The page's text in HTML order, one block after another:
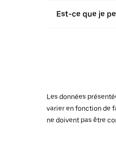
Est-ce que je
Les données
varier en fonction de
ne doivent pas être